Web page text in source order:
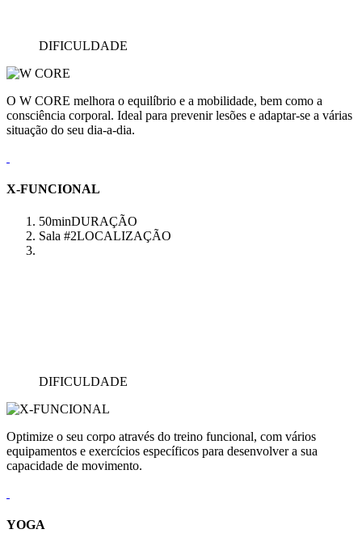
DIFICULDADE
O W CORE melhora o equilíbrio e a mobilidade, bem como a
consciência corporal. Ideal para prevenir lesões e adaptar-se a várias
situação do seu dia-a-dia.
X-FUNCIONAL
50minDURAÇÃO
Sala #2LOCALIZAÇÃO
DIFICULDADE
Optimize o seu corpo através do treino funcional, com vários
equipamentos e exercícios específicos para desenvolver a sua
capacidade de movimento.
YOGA